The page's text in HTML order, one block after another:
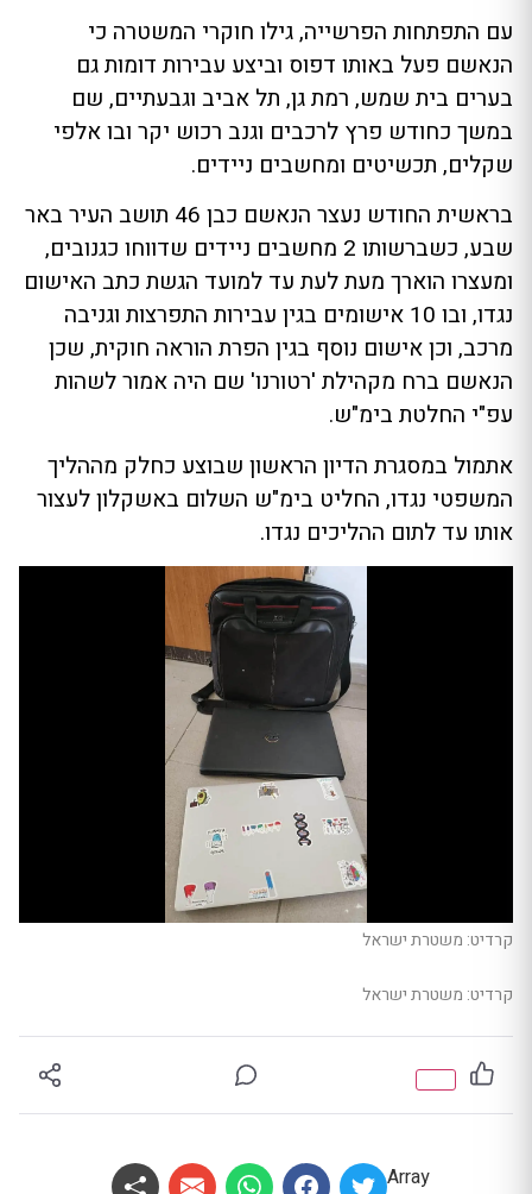
עם התפתחות הפרשייה, גילו חוקרי המשטרה כי
הנאשם פעל באותו דפוס וביצע עבירות דומות גם
בערים בית שמש, רמת גן, תל אביב וגבעתיים, שם
במשך כחודש פרץ לרכבים וגנב רכוש יקר ובו אלפי
שקלים, תכשיטים ומחשבים ניידים.
בראשית החודש נעצר הנאשם כבן 46 תושב העיר באר
שבע, כשברשותו 2 מחשבים ניידים שדווחו כגנובים,
ומעצרו הוארך מעת לעת עד למועד הגשת כתב האישום
נגדו, ובו 10 אישומים בגין עבירות התפרצות וגניבה
מרכב, וכן אישום נוסף בגין הפרת הוראה חוקית, שכן
הנאשם ברח מקהילת 'רטורנו' שם היה אמור לשהות
עפ"י החלטת בימ"ש.
אתמול במסגרת הדיון הראשון שבוצע כחלק מההליך
המשפטי נגדו, החליט בימ"ש השלום באשקלון לעצור
אותו עד לתום ההליכים נגדו.
קרדיט: משטרת ישראל
קרדיט: משטרת ישראל
Array